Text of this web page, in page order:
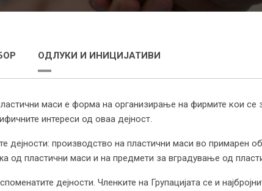
ОДЛУКИ И ИНИЦИЈАТИВИ
маси е форма на организирање на фирмите кои
интереси од оваа дејност.
дејности: производство на пластични маси во примарен
од пластични маси и на предмети за вградување од
дејности. Членките на Групацијата се и